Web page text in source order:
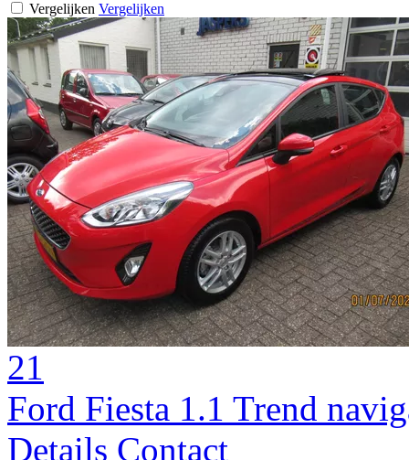
Vergelijken Vergelijken
21
Ford Fiesta 1.1 Trend
Details Contact